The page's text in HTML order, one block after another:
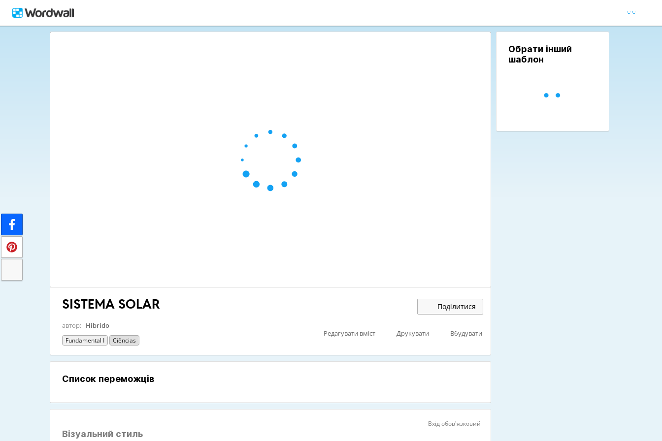
SISTEMA SOLAR Поділитися
автор: Hibrido
Fundamental I Ciências
Редагувати вміст Друкувати Вбудувати
Список переможців
Вхід обов’язковий
Візуальний стиль
Обрати інший
шаблон